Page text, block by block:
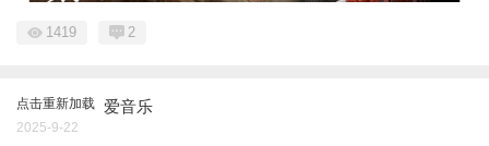
1419 2
点击重新加载 爱音乐
2025-9-22